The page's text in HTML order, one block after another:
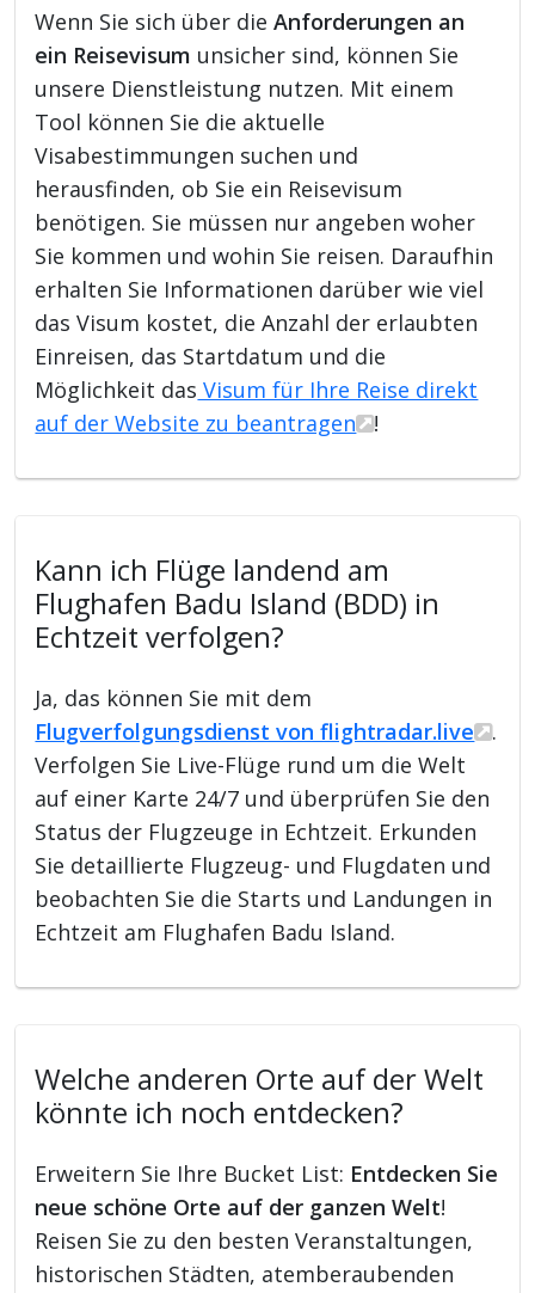
Wenn Sie sich über dieAnforderungen an
ein Reisevisum unsicher sind, können Sie
unsere Dienstleistung nutzen. Mit einem
Tool können Sie die aktuelle
Visabestimmungen suchen und
herausfinden, ob Sie ein Reisevisum
benötigen. Sie müssen nur angeben woher
Sie kommen und wohin Sie reisen. Daraufhin
erhalten Sie Informationen darüber wie viel
das Visum kostet, die Anzahl der erlaubten
Einreisen, das Startdatum und die
Möglichkeit das Visum für Ihre Reise direkt
auf der Website zu beantragen
!
Kann ich Flüge landend am
Flughafen Badu Island (BDD) in
Echtzeit verfolgen?
Ja, das können Sie mit dem
Flugverfolgungsdienst von flightradar.live
.
Verfolgen Sie Live-Flüge rund um die Welt
auf einer Karte 24/7 und überprüfen Sie den
Status der Flugzeuge in Echtzeit. Erkunden
Sie detaillierte Flugzeug- und Flugdaten und
beobachten Sie die Starts und Landungen in
Echtzeit am Flughafen Badu Island.
Welche anderen Orte auf der Welt
könnte ich noch entdecken?
Erweitern Sie Ihre Bucket List: Entdecken Sie
neue schöne Orte auf der ganzen Welt!
Reisen Sie zu den besten Veranstaltungen,
historischen Städten, atemberaubenden